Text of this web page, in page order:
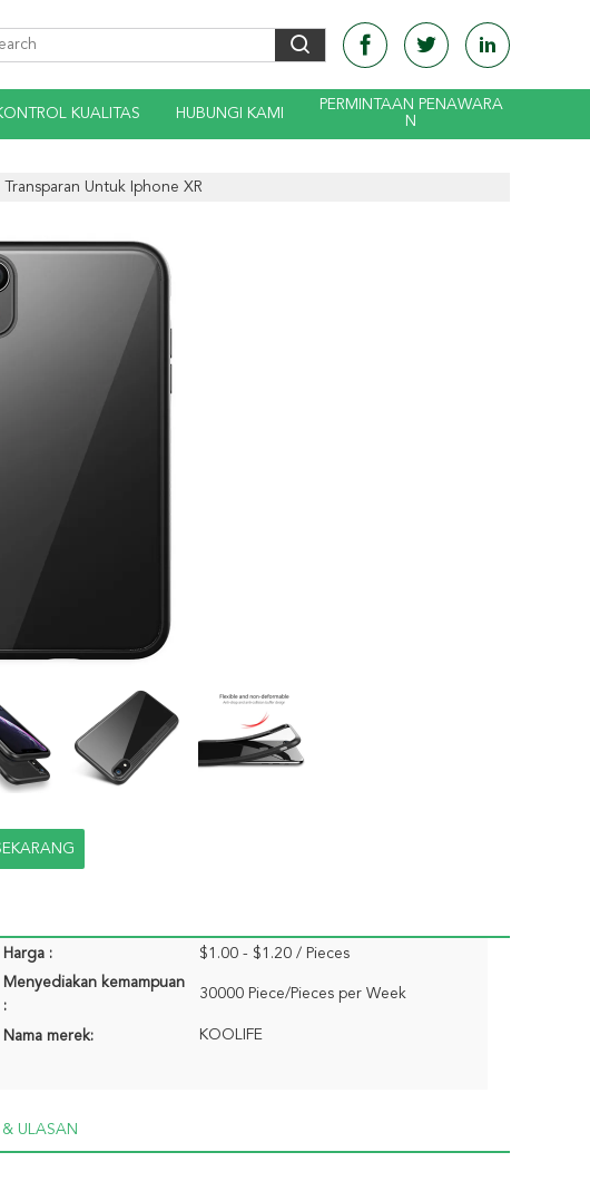
KUALITAS HUBUNGI KAMI
PERMINTAAN PENAWARA
N
Transparan Untuk Iphone XR
Harga : $1.00 - $1.20 / Pieces
Menyediakan kemampuan
:
30000 Piece/Pieces per Week
Nama merek: KOOLIFE
& ULASAN